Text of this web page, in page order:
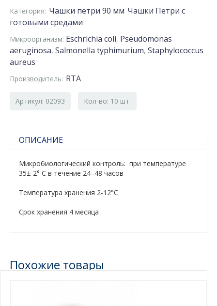
Категория: Чашки петри 90 мм Чашки Петри с
готовыми средами
Микроорганизм: Eschrichia coli, Pseudomonas
aeruginosa, Salmonella typhimurium, Staphylococcus
aureus
Производитель: RTA
Артикул: 02093 Кол-во: 10 шт.
ОПИСАНИЕ
Микробиологический контроль: при температуре
35± 2° C в течение 24–48 часов
Tемпература хранения 2-12°С
Срок хранения 4 месяца
Похожие товары